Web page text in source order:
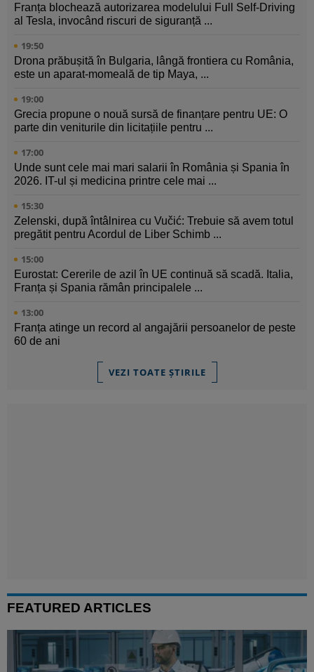
Franța blochează autorizarea modelului Full Self-Driving
al Tesla, invocând riscuri de siguranță ...
19:50
Drona prăbușită în Bulgaria, lângă frontiera cu România,
este un aparat-momeală de tip Maya, ...
19:00
Grecia propune o nouă sursă de finanțare pentru UE: O
parte din veniturile din licitațiile pentru ...
17:00
Unde sunt cele mai mari salarii în România și Spania în
2026. IT-ul și medicina printre cele mai ...
15:30
Zelenski, după întâlnirea cu Vučić: Trebuie să avem totul
pregătit pentru Acordul de Liber Schimb ...
15:00
Eurostat: Cererile de azil în UE continuă să scadă. Italia,
Franța și Spania rămân principalele ...
13:00
Franța atinge un record al angajării persoanelor de peste
60 de ani
VEZI TOATE ȘTIRILE
FEATURED ARTICLES